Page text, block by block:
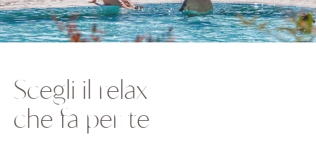
Scegli il relax
che fa per te